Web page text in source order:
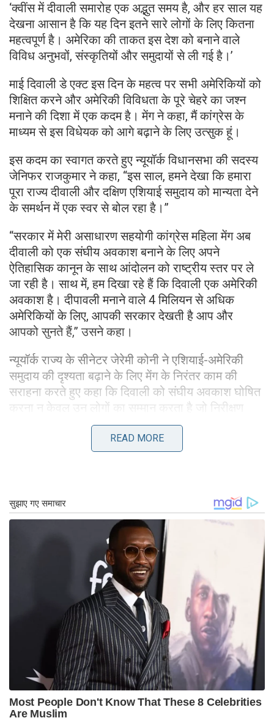
‘क्वींस में दीवाली समारोह एक अद्भुत समय है, और हर साल यह
देखना आसान है कि यह दिन इतने सारे लोगों के लिए कितना
महत्वपूर्ण है। अमेरिका की ताकत इस देश को बनाने वाले
विविध अनुभवों, संस्कृतियों और समुदायों से ली गई है।’
माई दिवाली डे एक्ट इस दिन के महत्व पर सभी अमेरिकियों को
शिक्षित करने और अमेरिकी विविधता के पूरे चेहरे का जश्न
मनाने की दिशा में एक कदम है। मेंग ने कहा, मैं कांग्रेस के
माध्यम से इस विधेयक को आगे बढ़ाने के लिए उत्सुक हूं।
इस कदम का स्वागत करते हुए न्यूयॉर्क विधानसभा की सदस्य
जेनिफर राजकुमार ने कहा, “इस साल, हमने देखा कि हमारा
पूरा राज्य दीवाली और दक्षिण एशियाई समुदाय को मान्यता देने
के समर्थन में एक स्वर से बोल रहा है।”
“सरकार में मेरी असाधारण सहयोगी कांग्रेस महिला मेंग अब
दीवाली को एक संघीय अवकाश बनाने के लिए अपने
ऐतिहासिक कानून के साथ आंदोलन को राष्ट्रीय स्तर पर ले
जा रही है। साथ में, हम दिखा रहे हैं कि दिवाली एक अमेरिकी
अवकाश है। दीपावली मनाने वाले 4 मिलियन से अधिक
अमेरिकियों के लिए, आपकी सरकार देखती है आप और
आपको सुनते हैं,” उसने कहा।
न्यूयॉर्क राज्य के सीनेटर जेरेमी कोनी ने एशियाई-अमेरिकी
समुदाय की दृश्यता बढ़ाने के लिए मेंग के निरंतर काम की
सराहना करते हुए कहा कि दिवाली को संघीय अवकाश घोषित
करना न केवल उन लोगों का सम्मान करता है जो निरीक्षण
करते हैं बल्कि एक सांस्कृतिक परंपरा को उजागर करते हैं
जिसे कुछ अमेरिकी नियमित रूप से अनुभव नहीं करते हैं।
एक विशेष अवकाश है।’
‘एनवाईसी सरकार के लिए चुने गए पहले भारतीय अमेरिकी के
रूप में, मुझे ‘दीपावली’ को संघीय अवकाश के रूप में स्थापित
करने के लिए कांग्रेस महिला मेंग के कानून का समर्थन करने
पर बहुत गर्व है। यह महत्वपूर्ण है कि मेरे जैसे बच्चे आधिकारिक
तौर पर हमारी छुट्टियों को अपने परिवारों के साथ इस तरह से
मना सकें कि मैं बड़ा नहीं हो पा रहा था, ‘उन्होंने कहा।
बड़ी संख्या में समुदाय के सदस्यों ने प्रतिनिधि सभा में दीवाली
दिवस अधिनियम की शुरूआत की सराहना की।
सिख कोएलिशन के सीनियर पॉलिसी एंड एडवोकेसी मैनेजर
सिम जे सिंह अटारीवाला ने कहा, ‘दिवाली और बंदी छोड़ दिवस
की मान्यता संयुक्त राज्य अमेरिका के सांस्कृतिक ताने-बाने को
READ MORE